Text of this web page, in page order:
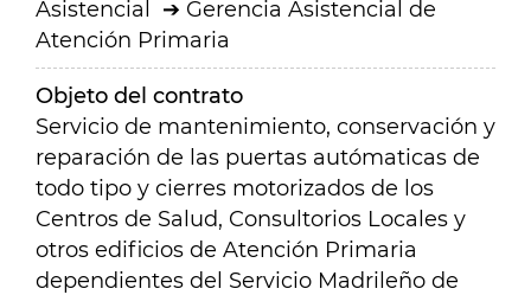
Asistencial
Gerencia Asistencial de
Atención Primaria
Objeto del contrato
Servicio de mantenimiento, conservación y
reparación de las puertas autómaticas de
todo tipo y cierres motorizados de los
Centros de Salud, Consultorios Locales y
otros edificios de Atención Primaria
dependientes del Servicio Madrileño de